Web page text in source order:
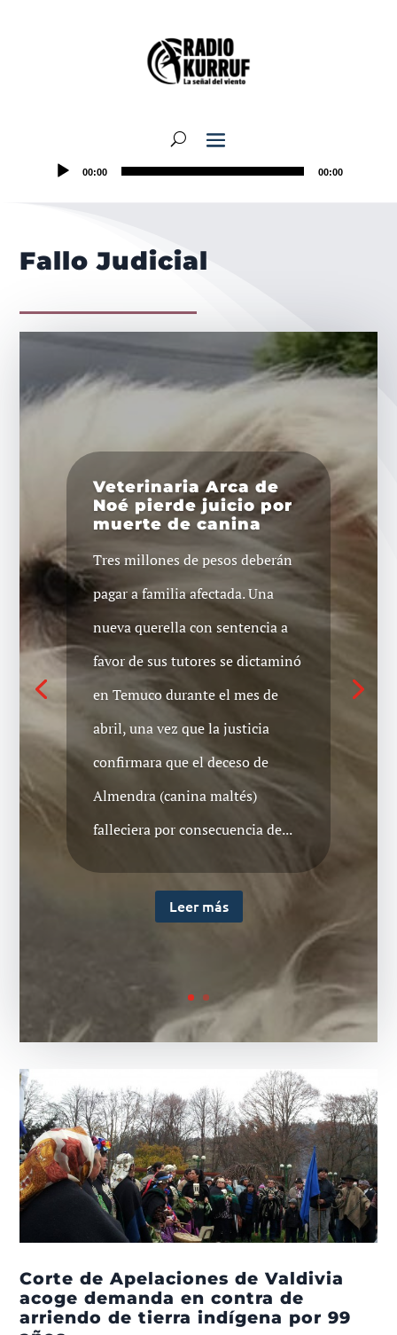
00:00 00:00
Fallo Judicial
Veterinaria Arca de
Noé pierde juicio por
muerte de canina
Tres millones de pesos deberán
pagar a familia afectada. Una
nueva querella con sentencia a
favor de sus tutores se dictaminó
en Temuco durante el mes de
abril, una vez que la justicia
confirmara que el deceso de
Almendra (canina maltés)
falleciera por consecuencia de...
Leer más
Corte de Apelaciones de Valdivia
acoge demanda en contra de
arriendo de tierra indígena por 99